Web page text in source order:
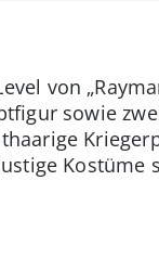
von
sowie
Kostüme